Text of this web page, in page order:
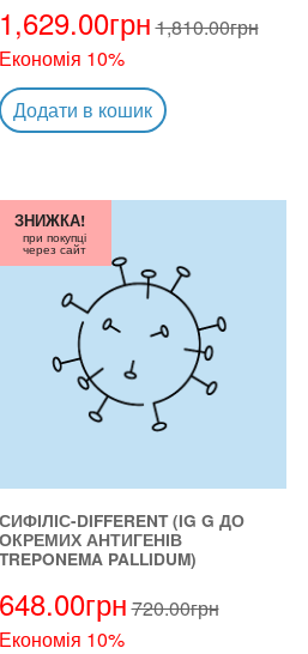
1,629.00грн1,810.00грн
Економія 10%
Додати в кошик
СИФІЛІС-DIFFERENT (IG G ДО
ОКРЕМИХ АНТИГЕНІВ
TREPONEMA PALLIDUM)
648.00грн720.00грн
Економія 10%
ЗНИЖКА!
при покупці
через сайт